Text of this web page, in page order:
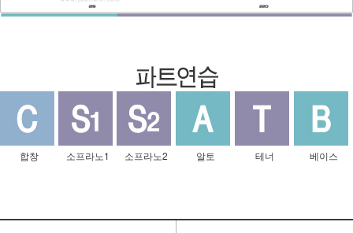
합창 소프라노1 소프라노2 알토 테너 베이스